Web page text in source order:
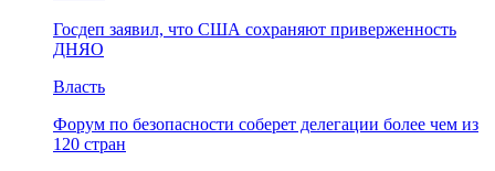
Госдеп заявил, что США сохраняют приверженность
ДНЯО
Власть
Форум по безопасности соберет делегации более чем из
120 стран